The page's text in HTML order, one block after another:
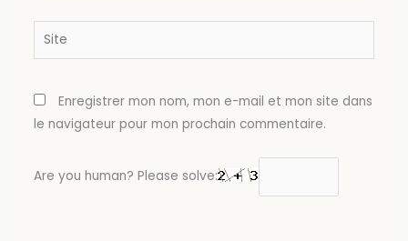
Site
Enregistrer mon nom, mon e-mail et mon site dans
le navigateur pour mon prochain commentaire.
Are you human? Please solve: